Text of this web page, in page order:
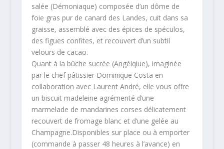
salée (Démoniaque) composée d’un dôme de
foie gras pur de canard des Landes, cuit dans sa
graisse, assemblé avec des épices de spéculos,
des figues confites, et recouvert d’un subtil
velours de cacao.
Quant à la bûche sucrée (Angélqiue), imaginée
par le chef pâtissier Dominique Costa en
collaboration avec Laurent André, elle vous offre
un biscuit madeleine agrémenté d’une
marmelade de mandarines corses délicatement
recouvert de fromage blanc et d’une gelée au
Champagne.Disponibles sur place ou à emporter
(commande à passer 48 heures à l’avance) en